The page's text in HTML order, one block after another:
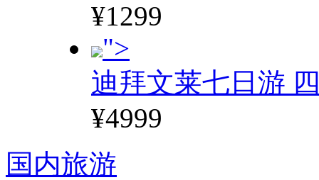
¥1299
">
迪拜文莱七日游
¥4999
国内旅游